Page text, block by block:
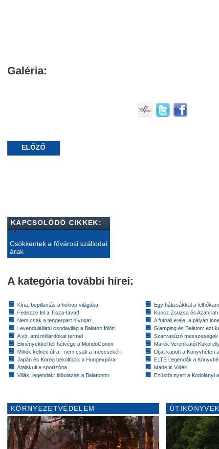
Galéria:
ELŐZŐ
KAPCSOLÓDÓ CIKKEK:
Csökkentek a fővárosi szállodai
árak
A kategória további hírei:
Kína: bepillantás a holnap világába
Fedezze fel a Tisza-tavat!
Nem csak a tengerpart hívogat
Levendulaillatú csodavilág a Balaton fölött
A vb, ami milliárdokat termel
Élményekkel teli hétvége a MondoConon
Milliók kelnek útra - nem csak a meccsekért
Japán és Korea beköltözik a Hungexpóra
Átalakult a sportzóna
Villák, legendák: időutazás a Balatonon
Egy hátizsákkal a
Koncz Zsuzsa és
A futball ereje, a pályán
Glamping és Balaton: ezt
Szarvasűző messzeségek
Marék Veronikától
Díjat kapott a Könyvhéten
ELTE Legendák a
Made in Vidék
Ezüstöt nyert a Kodolányi
KÖRNYEZETVÉDELEM